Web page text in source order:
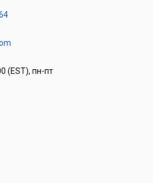
(EST), пн-пт